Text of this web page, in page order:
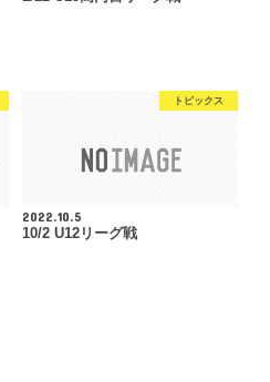
トピックス
2022.10.5
10/2 U12リーグ戦